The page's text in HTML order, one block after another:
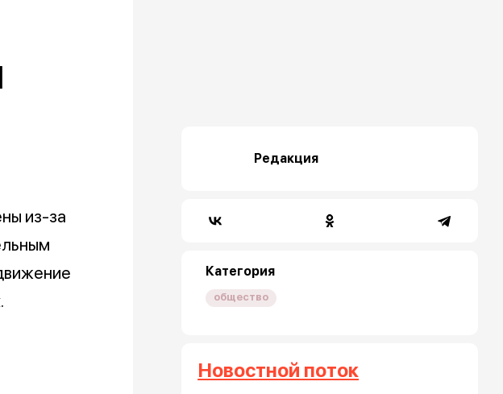
из-за
Редакция
Категория
общество
Новостной поток